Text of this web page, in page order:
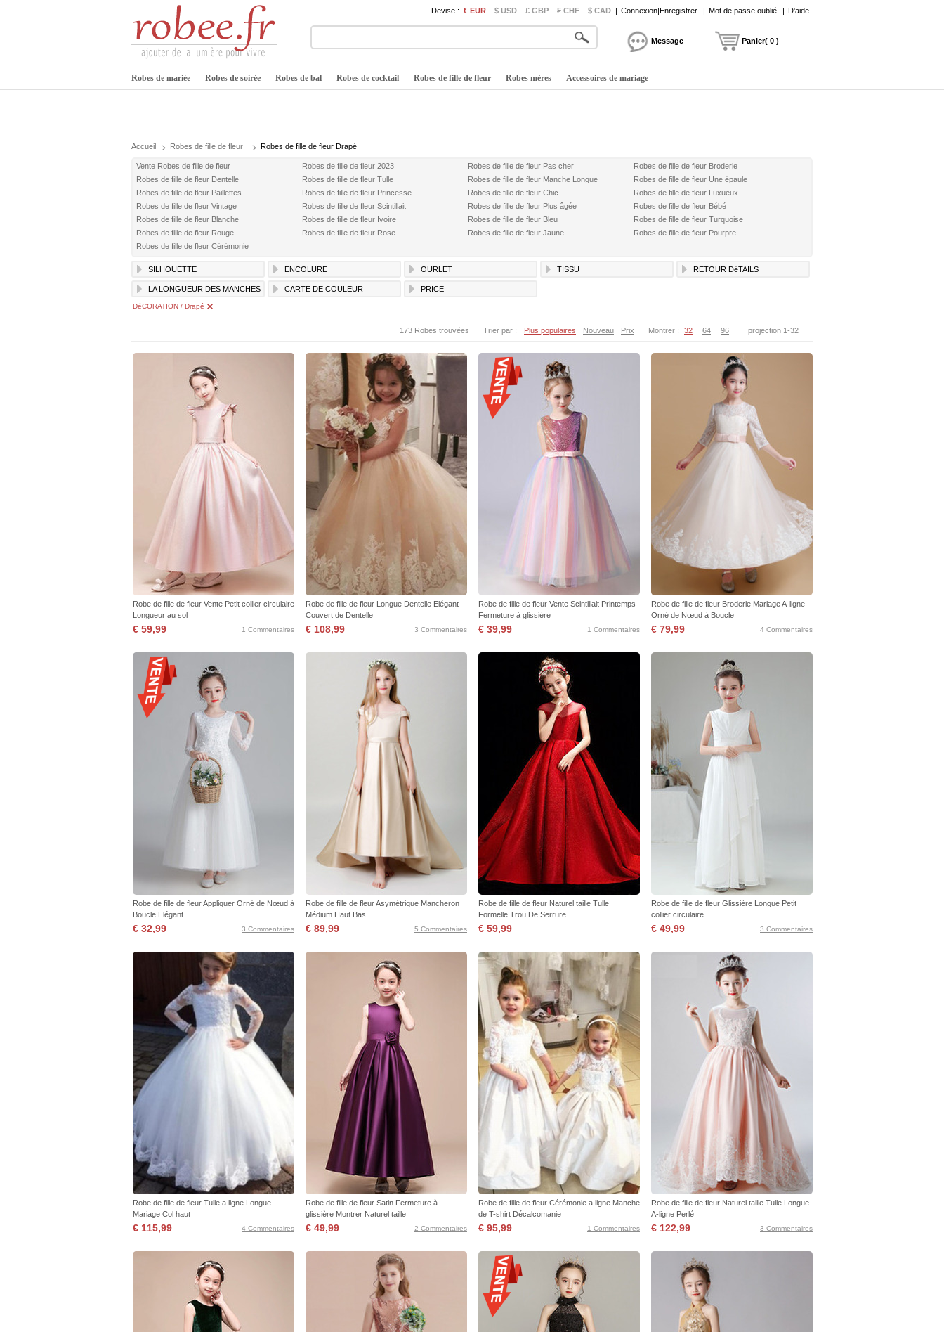
Devise : € EUR $ USD £ GBP ₣ CHF $ CAD | Connexion|Enregistrer | Mot de passe oublié | D'aide
Message Panier( 0 )
Robes de mariée Robes de soirée Robes de bal Robes de cocktail Robes de fille de fleur Robes mères Accessoires de mariage
Accueil Robes de fille de fleur Robes de fille de fleur Drapé
Vente Robes de fille de fleur Robes de fille de fleur 2023 Robes de fille de fleur Pas cher
Robes de fille de fleur Broderie
Robes de fille de fleur Dentelle
Robes de fille de fleur Tulle Robes de fille de fleur Manche Longue
Robes de fille de fleur Une épaule
Robes de fille de fleur Paillettes
Robes de fille de fleur Princesse Robes de fille de fleur Chic
Robes de fille de fleur Luxueux
Robes de fille de fleur Vintage
Robes de fille de fleur Scintillait Robes de fille de fleur Plus âgée
Robes de fille de fleur Bébé
Robes de fille de fleur Blanche
Robes de fille de fleur Ivoire Robes de fille de fleur Bleu
Robes de fille de fleur Turquoise
Robes de fille de fleur Rouge
Robes de fille de fleur Rose Robes de fille de fleur Jaune
Robes de fille de fleur Pourpre
Robes de fille de fleur Cérémonie
SILHOUETTE ENCOLURE OURLET TISSU RETOUR DéTAILS
LA LONGUEUR DES MANCHES CARTE DE COULEUR PRICE
DéCORATION / Drapé
173 Robes trouvées Trier par : Plus populaires Nouveau Prix Montrer : 32 64 96 projection 1-32
Robe de fille de fleur Vente Petit collier circulaire
Longueur au sol
€ 59,99 1 Commentaires
Robe de fille de fleur Longue Dentelle Elégant
Couvert de Dentelle
€ 108,99 3 Commentaires
Robe de fille de fleur Vente Scintillait Printemps
Fermeture à glissière
€ 39,99 1 Commentaires
Robe de fille de fleur Broderie Mariage A-ligne
Orné de Nœud à Boucle
€ 79,99 4 Commentaires
Robe de fille de fleur Appliquer Orné de Nœud à
Boucle Elégant
€ 32,99 3 Commentaires
Robe de fille de fleur Asymétrique Mancheron
Médium Haut Bas
€ 89,99 5 Commentaires
Robe de fille de fleur Naturel taille Tulle
Formelle Trou De Serrure
€ 59,99
Robe de fille de fleur Glissière Longue Petit
collier circulaire
€ 49,99 3 Commentaires
Robe de fille de fleur Tulle a ligne Longue
Mariage Col haut
€ 115,99 4 Commentaires
Robe de fille de fleur Satin Fermeture à
glissière Montrer Naturel taille
€ 49,99 2 Commentaires
Robe de fille de fleur Cérémonie a ligne Manche
de T-shirt Décalcomanie
€ 95,99 1 Commentaires
Robe de fille de fleur Naturel taille Tulle Longue
A-ligne Perlé
€ 122,99 3 Commentaires